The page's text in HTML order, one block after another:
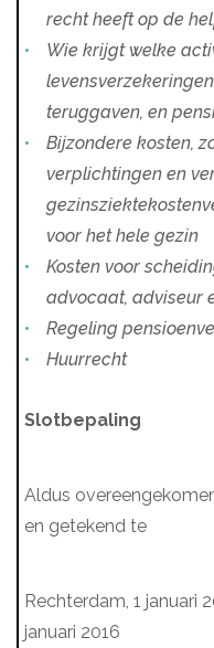
recht heeft op de
Wie krijgt welke
teruggaven, en
Bijzondere kosten,
verplichtingen en
voor het hele gezin
Kosten voor
advocaat, adviseur
Regeling
Huurrecht
Slotbepaling
Aldus
en getekend te
Rechterdam, 1
januari 2016